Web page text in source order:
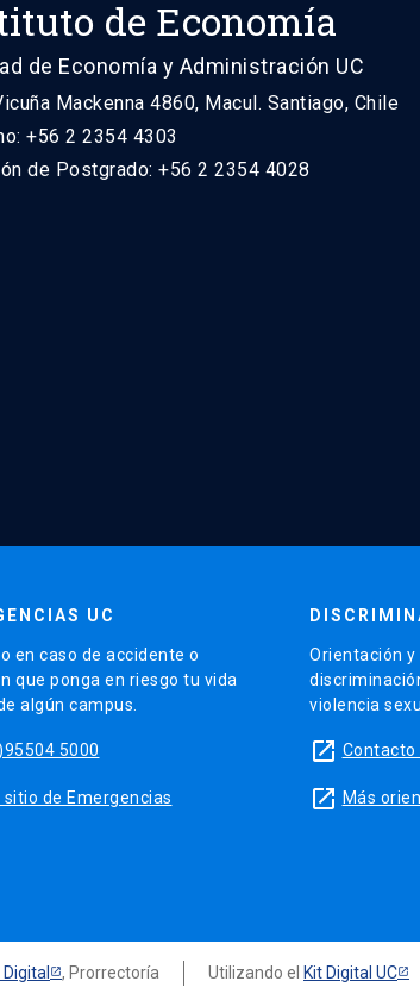
de Economía
de Economía y Administración UC
Mackenna 4860, Macul. Santiago, Chile
+56 2 2354 4303
de Postgrado: +56 2 2354 4028
UC
en caso de accidente o
que ponga en riesgo tu vida
algún campus.
5000
sitio de Emergencias
Orientación y
violencia
launch Contacto
launch Más
, Prorrectoría Utilizando el Kit Digital UC